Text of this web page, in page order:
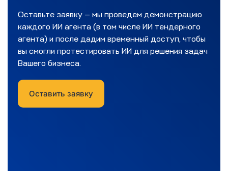
Оставьте заявку — мы проведем демонстрацию
каждого ИИ агента (в том числе ИИ тендерного
агента) и после дадим временный доступ, чтобы
вы смогли протестировать ИИ для решения задач
Вашего бизнеса.
Оставить заявку